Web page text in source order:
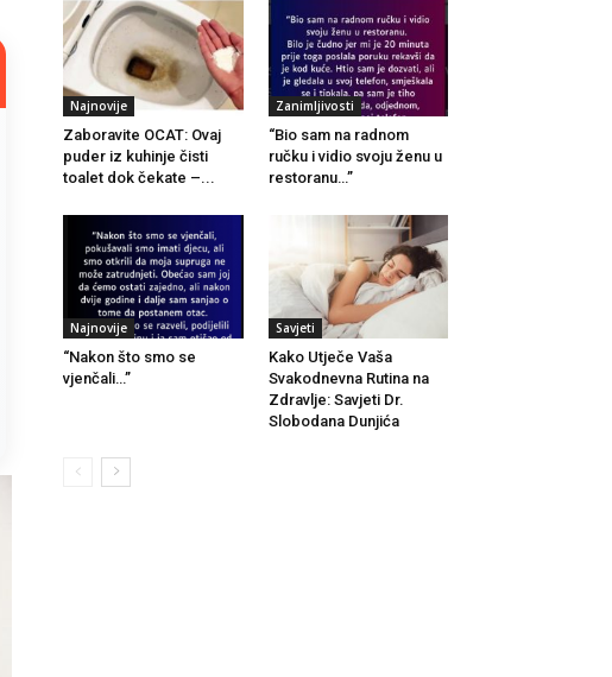
Najnovije
Zaboravite OCAT: Ovaj
puder iz kuhinje čisti
toalet dok čekate –...
Zanimljivosti
“Bio sam na radnom
ručku i vidio svoju ženu u
restoranu…”
Najnovije
“Nakon što smo se
vjenčali…”
Savjeti
Kako Utječe Vaša
Svakodnevna Rutina na
Zdravlje: Savjeti Dr.
Slobodana Dunjića